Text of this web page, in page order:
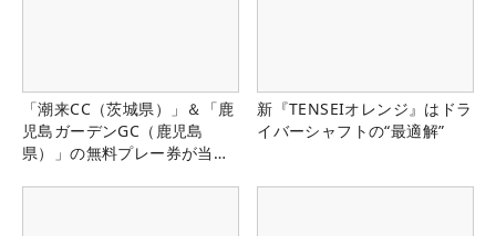
「潮来CC（茨城県）」＆「鹿
児島ガーデンGC（鹿児島
県）」の無料プレー券が当た
新『TENSEIオレンジ』はドラ
イバーシャフトの“最適解”